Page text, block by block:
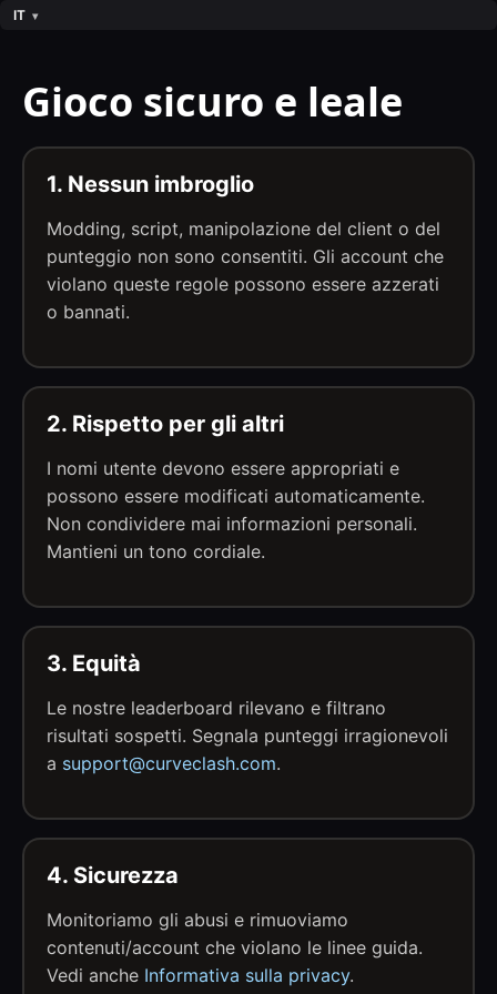
IT
Gioco sicuro e leale
1. Nessun imbroglio
Modding, script, manipolazione del client o del
punteggio non sono consentiti. Gli account che
violano queste regole possono essere azzerati
o bannati.
2. Rispetto per gli altri
I nomi utente devono essere appropriati e
possono essere modificati automaticamente.
Non condividere mai informazioni personali.
Mantieni un tono cordiale.
3. Equità
Le nostre leaderboard rilevano e filtrano
risultati sospetti. Segnala punteggi irragionevoli
a support@curveclash.com.
4. Sicurezza
Monitoriamo gli abusi e rimuoviamo
contenuti/account che violano le linee guida.
Vedi anche Informativa sulla privacy.